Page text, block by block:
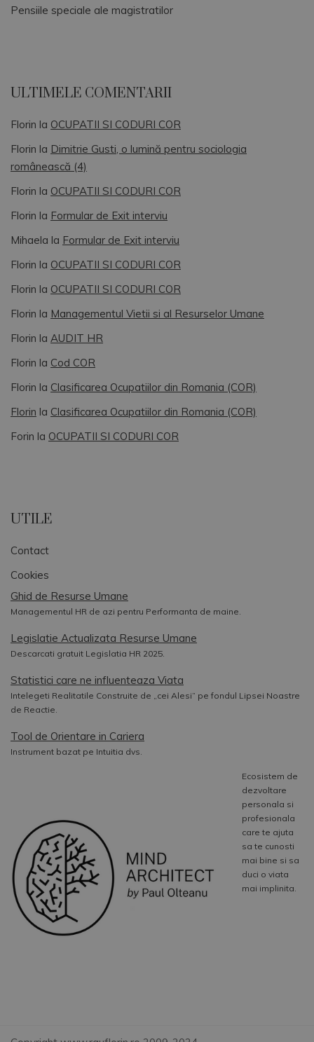
Pensiile speciale ale magistratilor
ULTIMELE COMENTARII
Florin la OCUPATII SI CODURI COR
Florin la Dimitrie Gusti, o lumină pentru sociologia
românească (4)
Florin la OCUPATII SI CODURI COR
Florin la Formular de Exit interviu
Mihaela la Formular de Exit interviu
Florin la OCUPATII SI CODURI COR
Florin la OCUPATII SI CODURI COR
Florin la Managementul Vietii si al Resurselor Umane
Florin la AUDIT HR
Florin la Cod COR
Florin la Clasificarea Ocupatiilor din Romania (COR)
Florin la Clasificarea Ocupatiilor din Romania (COR)
Forin la OCUPATII SI CODURI COR
UTILE
Contact
Cookies
Ghid de Resurse Umane
Managementul HR de azi pentru Performanta de maine.
Legislatie Actualizata Resurse Umane
Descarcati gratuit Legislatia HR 2025.
Statistici care ne influenteaza Viata
Intelegeti Realitatile Construite de „cei Alesi” pe fondul Lipsei Noastre
de Reactie.
Tool de Orientare in Cariera
Instrument bazat pe Intuitia dvs.
Ecosistem de
dezvoltare
personala si
profesionala
care te ajuta
sa te cunosti
mai bine si sa
duci o viata
mai implinita.